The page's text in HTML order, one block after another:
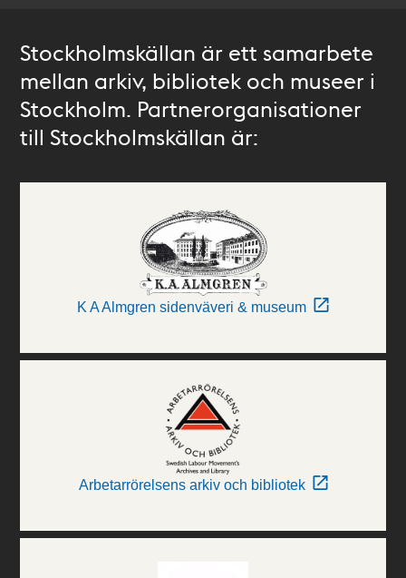
Stockholmskällan är ett samarbete
mellan arkiv, bibliotek och museer i
Stockholm. Partnerorganisationer
till Stockholmskällan är:
K A Almgren sidenväveri & museum
Arbetarrörelsens arkiv och bibliotek